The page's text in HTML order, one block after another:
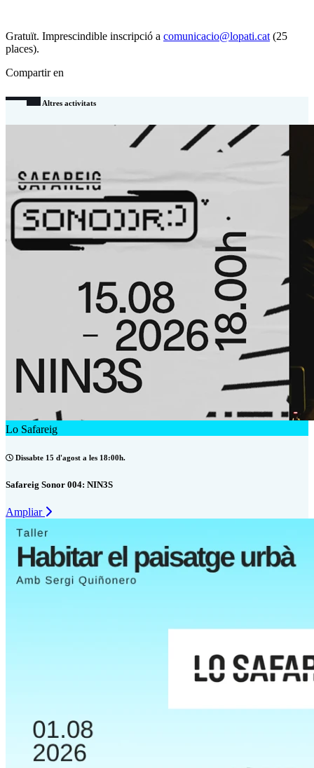
Gratuït. Imprescindible inscripció a comunicacio@lopati.cat (25
places).
Compartir en
Altres activitats
Lo Safareig
Dissabte 15 d'agost a les 18:00h.
Safareig Sonor 004: NIN3S
Ampliar